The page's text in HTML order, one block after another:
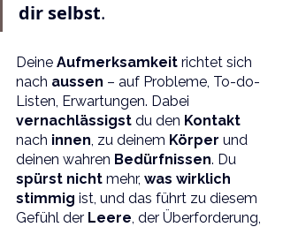
dir selbst.
Deine Aufmerksamkeit richtet sich
nach aussen – auf Probleme, To-do-
Listen, Erwartungen. Dabei
vernachlässigst du den Kontakt
nach innen, zu deinem Körper und
deinen wahren Bedürfnissen. Du
spürst nicht mehr, was wirklich
stimmig ist, und das führt zu diesem
Gefühl der Leere, der Überforderung,